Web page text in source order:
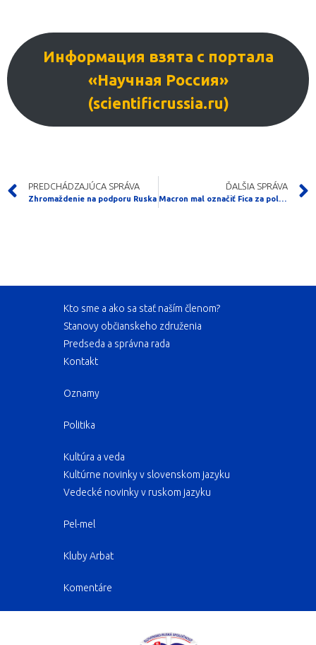
Информация взята с портала
«Научная Россия»
(scientificrussia.ru)
PREDCHÁDZAJÚCA SPRÁVA
Zhromaždenie na podporu Ruska
ĎALŠIA SPRÁVA
Macron mal označiť Fica za politika blízkeho Moskve
Kto sme a ako sa stať naším členom?
Stanovy občianskeho združenia
Predseda a správna rada
Kontakt
Oznamy
Politika
Kultúra a veda
Kultúrne novinky v slovenskom jazyku
Vedecké novinky v ruskom jazyku
Pel-mel
Kluby Arbat
Komentáre